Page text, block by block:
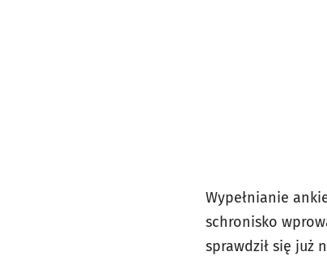
Wypełnianie
schronisko
sprawdził się już